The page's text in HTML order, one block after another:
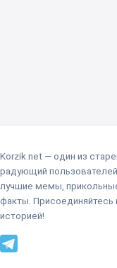
Korzik.net — один из
радующий
лучшие мемы,
факты.
историей!